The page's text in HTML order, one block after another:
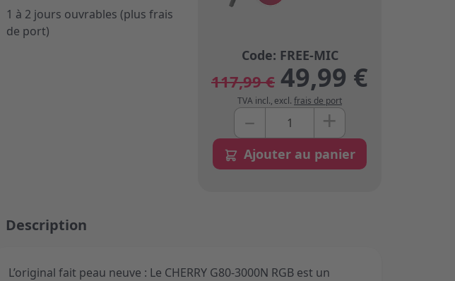
1 à 2 jours ouvrables (plus frais
de port)
117,99 € 49,99 €
TVA incl., excl. frais de port
Quantité
– +
Ajouter au panier
Description
L’original fait peau neuve : Le CHERRY G80-3000N RGB est un